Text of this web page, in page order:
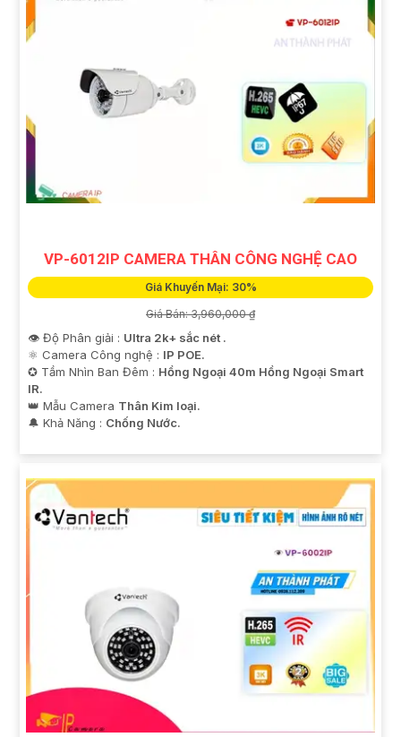
VP-6012IP CAMERA THÂN CÔNG NGHỆ CAO
Giá Khuyến Mại: 30%
Giá Bán: 3,960,000 ₫
👁 Độ Phân giải : Ultra 2k+ sắc nét .
⚛️ Camera Công nghệ : IP POE.
✪ Tầm Nhìn Ban Đêm : Hồng Ngoại 40m Hồng Ngoại Smart
IR.
👑 Mẫu Camera Thân Kim loại.
️🔔 Khả Năng : Chống Nước.